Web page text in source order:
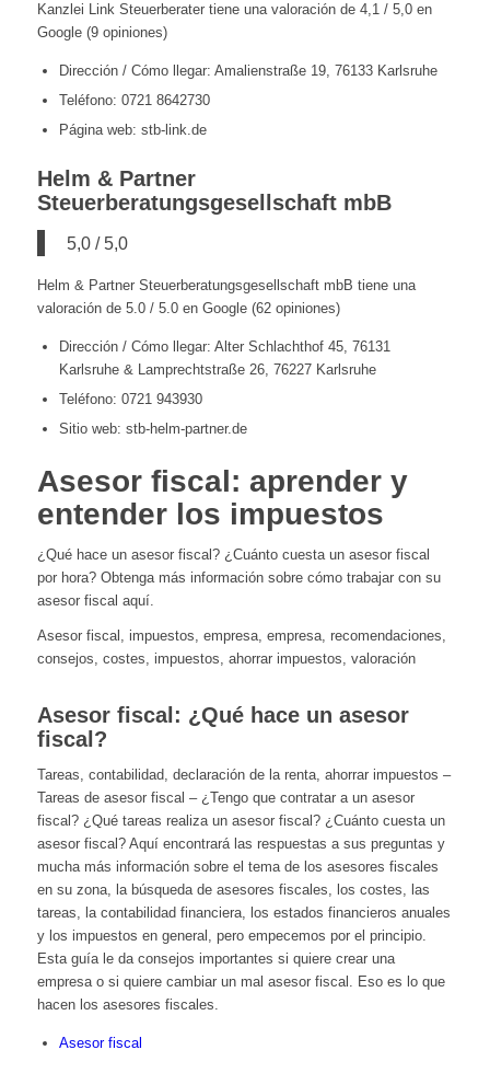
Kanzlei Link Steuerberater tiene una valoración de 4,1 / 5,0 en
Google (9 opiniones)
Dirección / Cómo llegar: Amalienstraße 19, 76133 Karlsruhe
Teléfono: 0721 8642730
Página web: stb-link.de
Helm & Partner
Steuerberatungsgesellschaft mbB
5,0 / 5,0
Helm & Partner Steuerberatungsgesellschaft mbB tiene una
valoración de 5.0 / 5.0 en Google (62 opiniones)
Dirección / Cómo llegar: Alter Schlachthof 45, 76131
Karlsruhe & Lamprechtstraße 26, 76227 Karlsruhe
Teléfono: 0721 943930
Sitio web: stb-helm-partner.de
Asesor fiscal: aprender y
entender los impuestos
¿Qué hace un asesor fiscal? ¿Cuánto cuesta un asesor fiscal
por hora? Obtenga más información sobre cómo trabajar con su
asesor fiscal aquí.
Asesor fiscal, impuestos, empresa, empresa, recomendaciones,
consejos, costes, impuestos, ahorrar impuestos, valoración
Asesor fiscal: ¿Qué hace un asesor
fiscal?
Tareas, contabilidad, declaración de la renta, ahorrar impuestos –
Tareas de asesor fiscal – ¿Tengo que contratar a un asesor
fiscal? ¿Qué tareas realiza un asesor fiscal? ¿Cuánto cuesta un
asesor fiscal? Aquí encontrará las respuestas a sus preguntas y
mucha más información sobre el tema de los asesores fiscales
en su zona, la búsqueda de asesores fiscales, los costes, las
tareas, la contabilidad financiera, los estados financieros anuales
y los impuestos en general, pero empecemos por el principio.
Esta guía le da consejos importantes si quiere crear una
empresa o si quiere cambiar un mal asesor fiscal. Eso es lo que
hacen los asesores fiscales.
Asesor fiscal